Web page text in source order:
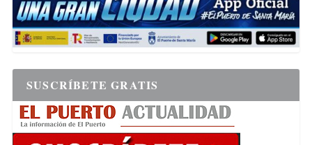
SUSCRÍBETE GRATIS